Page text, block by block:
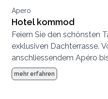
Apero
Hotel kommod
Feiern Sie den schönsten
exklusiven Dachterrasse.
anschliessendem Apéro
im Restaurant tenn. Wir
Planung des Festes mit
mehr erfahren